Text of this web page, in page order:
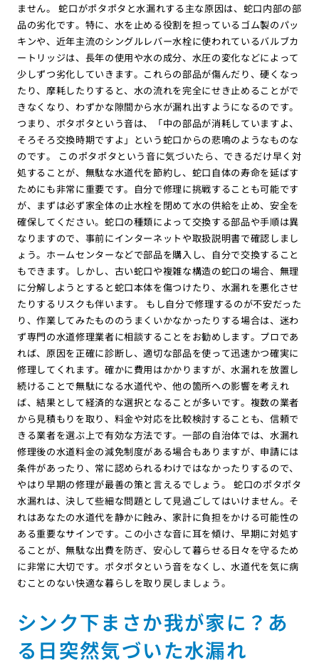
ません。 蛇口がポタポタと水漏れする主な原因は、蛇口内部の部
品の劣化です。特に、水を止める役割を担っているゴム製のパッ
キンや、近年主流のシングルレバー水栓に使われているバルブカ
ートリッジは、長年の使用や水の成分、水圧の変化などによって
少しずつ劣化していきます。これらの部品が傷んだり、硬くなっ
たり、摩耗したりすると、水の流れを完全にせき止めることがで
きなくなり、わずかな隙間から水が漏れ出すようになるのです。
つまり、ポタポタという音は、「中の部品が消耗していますよ、
そろそろ交換時期ですよ」という蛇口からの悲鳴のようなものな
のです。 このポタポタという音に気づいたら、できるだけ早く対
処することが、無駄な水道代を節約し、蛇口自体の寿命を延ばす
ためにも非常に重要です。自分で修理に挑戦することも可能です
が、まずは必ず家全体の止水栓を閉めて水の供給を止め、安全を
確保してください。蛇口の種類によって交換する部品や手順は異
なりますので、事前にインターネットや取扱説明書で確認しまし
ょう。ホームセンターなどで部品を購入し、自分で交換すること
もできます。しかし、古い蛇口や複雑な構造の蛇口の場合、無理
に分解しようとすると蛇口本体を傷つけたり、水漏れを悪化させ
たりするリスクも伴います。 もし自分で修理するのが不安だった
り、作業してみたもののうまくいかなかったりする場合は、迷わ
ず専門の水道修理業者に相談することをお勧めします。プロであ
れば、原因を正確に診断し、適切な部品を使って迅速かつ確実に
修理してくれます。確かに費用はかかりますが、水漏れを放置し
続けることで無駄になる水道代や、他の箇所への影響を考えれ
ば、結果として経済的な選択となることが多いです。複数の業者
から見積もりを取り、料金や対応を比較検討することも、信頼で
きる業者を選ぶ上で有効な方法です。一部の自治体では、水漏れ
修理後の水道料金の減免制度がある場合もありますが、申請には
条件があったり、常に認められるわけではなかったりするので、
やはり早期の修理が最善の策と言えるでしょう。 蛇口のポタポタ
水漏れは、決して些細な問題として見過ごしてはいけません。そ
れはあなたの水道代を静かに蝕み、家計に負担をかける可能性の
ある重要なサインです。この小さな音に耳を傾け、早期に対処す
ることが、無駄な出費を防ぎ、安心して暮らせる日々を守るため
に非常に大切です。ポタポタという音をなくし、水道代を気に病
むことのない快適な暮らしを取り戻しましょう。
シンク下まさか我が家に？あ
る日突然気づいた水漏れ